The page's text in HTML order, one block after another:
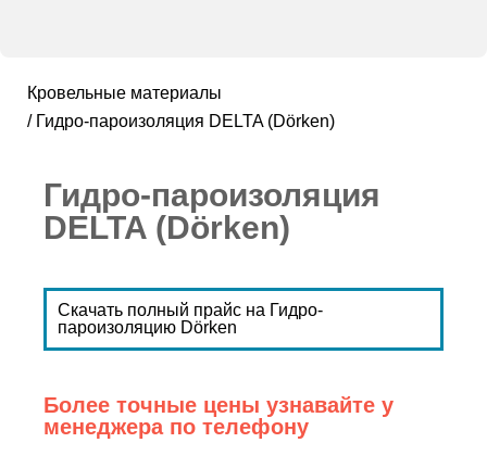
Кровельные материалы
/ Гидро-пароизоляция DELTA (Dörken)
Гидро-пароизоляция
DELTA (Dörken)
Скачать полный прайс на Гидро-
пароизоляцию Dörken
Более точные цены узнавайте у
менеджера по телефону